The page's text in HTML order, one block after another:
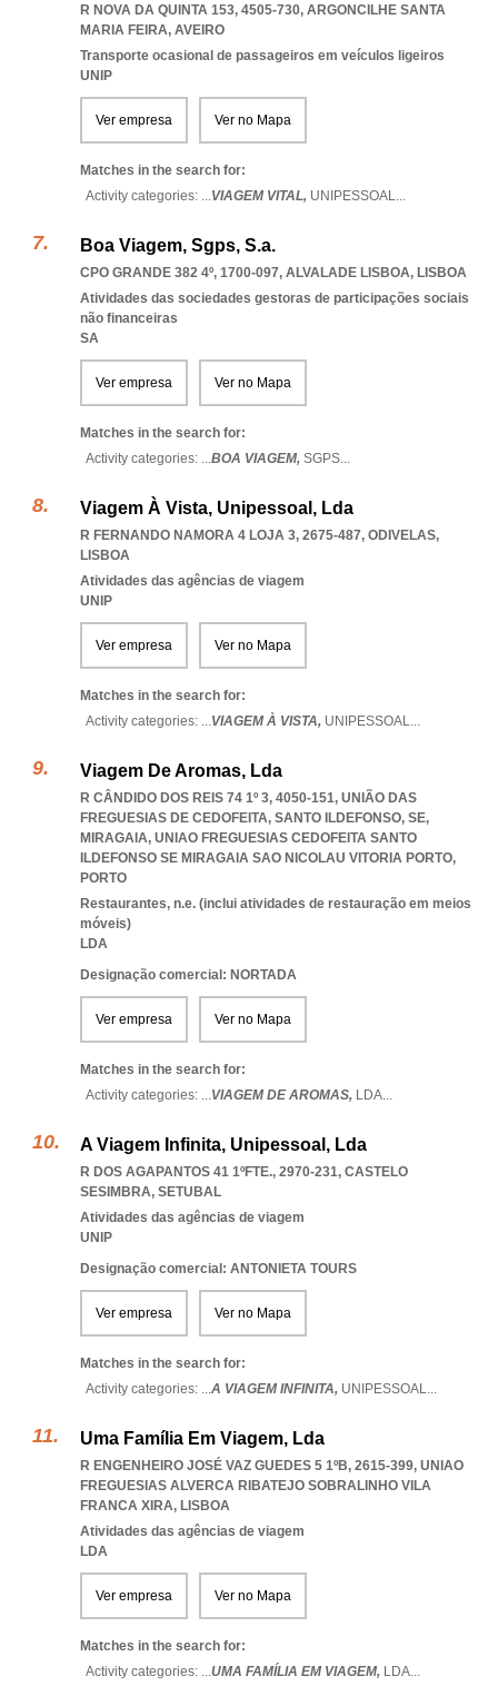
R NOVA DA QUINTA 153, 4505-730, ARGONCILHE SANTA
MARIA FEIRA, AVEIRO
Transporte ocasional de passageiros em veículos ligeiros
UNIP
Ver empresa Ver no Mapa
Matches in the search for:
Activity categories: ...VIAGEM VITAL, UNIPESSOAL...
Boa Viagem, Sgps, S.a.
CPO GRANDE 382 4º, 1700-097, ALVALADE LISBOA, LISBOA
Atividades das sociedades gestoras de participações sociais
não financeiras
SA
Ver empresa Ver no Mapa
Matches in the search for:
Activity categories: ...BOA VIAGEM, SGPS...
Viagem À Vista, Unipessoal, Lda
R FERNANDO NAMORA 4 LOJA 3, 2675-487, ODIVELAS,
LISBOA
Atividades das agências de viagem
UNIP
Ver empresa Ver no Mapa
Matches in the search for:
Activity categories: ...VIAGEM À VISTA, UNIPESSOAL...
Viagem De Aromas, Lda
R CÂNDIDO DOS REIS 74 1º 3, 4050-151, UNIÃO DAS
FREGUESIAS DE CEDOFEITA, SANTO ILDEFONSO, SE,
MIRAGAIA, UNIAO FREGUESIAS CEDOFEITA SANTO
ILDEFONSO SE MIRAGAIA SAO NICOLAU VITORIA PORTO,
PORTO
Restaurantes, n.e. (inclui atividades de restauração em meios
móveis)
LDA
Designação comercial: NORTADA
Ver empresa Ver no Mapa
Matches in the search for:
Activity categories: ...VIAGEM DE AROMAS, LDA...
A Viagem Infinita, Unipessoal, Lda
R DOS AGAPANTOS 41 1ºFTE., 2970-231, CASTELO
SESIMBRA, SETUBAL
Atividades das agências de viagem
UNIP
Designação comercial: ANTONIETA TOURS
Ver empresa Ver no Mapa
Matches in the search for:
Activity categories: ...A VIAGEM INFINITA, UNIPESSOAL...
Uma Família Em Viagem, Lda
R ENGENHEIRO JOSÉ VAZ GUEDES 5 1ºB, 2615-399, UNIAO
FREGUESIAS ALVERCA RIBATEJO SOBRALINHO VILA
FRANCA XIRA, LISBOA
Atividades das agências de viagem
LDA
Ver empresa Ver no Mapa
Matches in the search for:
Activity categories: ...UMA FAMÍLIA EM VIAGEM, LDA...